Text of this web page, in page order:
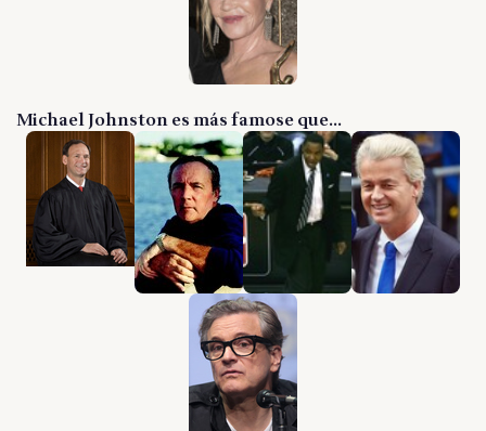
Michael Johnston es más famose que...